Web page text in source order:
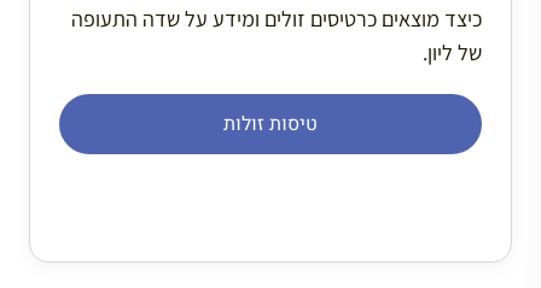
כיצד מוצאים כרטיסים זולים ומידע על שדה התעופה
של ליון.
טיסות זולות